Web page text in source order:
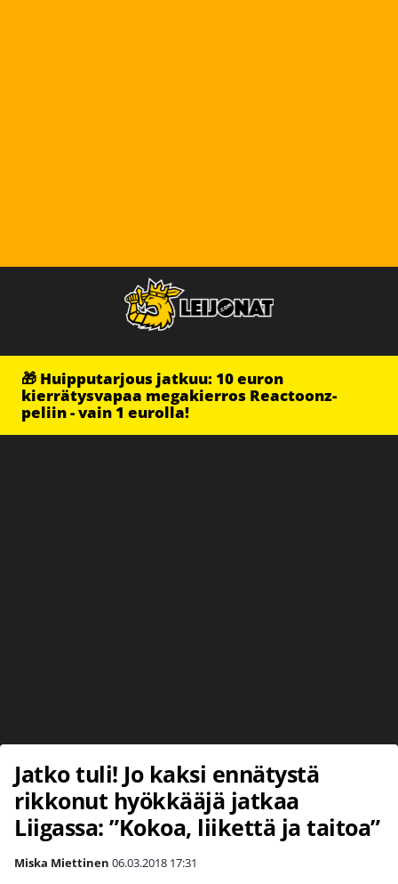
🎁 Huipputarjous jatkuu: 10 euron
kierrätysvapaa megakierros Reactoonz-
peliin - vain 1 eurolla!
Jatko tuli! Jo kaksi ennätystä
rikkonut hyökkääjä jatkaa
Liigassa: ”Kokoa, liikettä ja taitoa”
Miska Miettinen 06.03.2018 17:31